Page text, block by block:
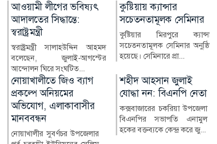
কুষ্টিয়ায় ক্যান্সার
সচেতনতামূলক সেমিনার
কুষ্টিয়ার মিরপুরে ক্যান্সার
সচেতনতামূলক সেমিনার অনুষ্ঠিত
হয়েছে। সেমিনারে প্রা...
লাখ টাকার ফল-নাস্তা নিয়ে
সাবেক ইউএনওকে ঘিরে
প্রশ্ন
কুষ্টিয়ার মিরপুর উপজেলার সাবেক
নির্বাহী কর্মকর্তা (ইউএনও)
শহীদ আহসান জুলাই
যোদ্ধা নন: বিএনপি নেতা
কক্সবাজারের চকরিয়া উপজেলা
বিএনপির সভাপতি এনামুল
হকের বক্তব্যকে কেন্দ্র করে জু...
হাসিনা দিল্লিতে,
পরিবারের অন্য সদস্যরা
কে কোথায়?
সাবেক প্রধানমন্ত্রী শেখ হাসিনার
সরকারের পতনের পর তাঁর